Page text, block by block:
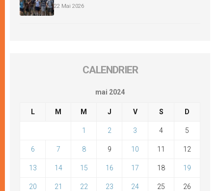
22 Mai 2026
CALENDRIER
mai 2024
L M M J V S D
1 2 3 4 5
6 7 8 9 10 11 12
13 14 15 16 17 18 19
20 21 22 23 24 25 26